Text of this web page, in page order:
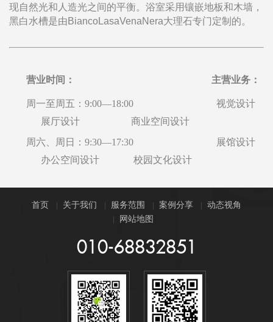
现自然光和人造光之间的平衡。浴室采用镶嵌地板和木墙，
黑白水槽是由BiancoLasaVenaNera大理石专门定制的。
营业时间： 主营业务：
周一至周五：9:00—18:00 视觉设计
展厅设计 商业空间设计
周六、周日：9:30—17:30 展馆设计
办公空间设计 校园文化设计
首页 关于我们 服务范围 案例分享
动态视角
网站地图
010-68832851